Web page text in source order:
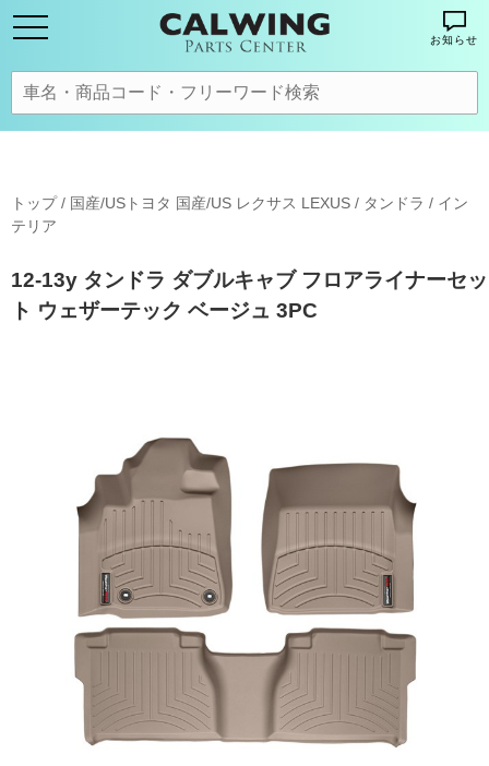
お知らせ
トップ/ 国産/USトヨタ 国産/US レクサス LEXUS / タンドラ / イン
テリア
12-13y タンドラ ダブルキャブ フロアライナーセッ
ト ウェザーテック ベージュ 3PC